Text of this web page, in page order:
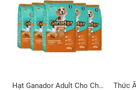
Hạt Ganador Adult Cho Chó Trưởng Thành Vị Gà Quay 400g